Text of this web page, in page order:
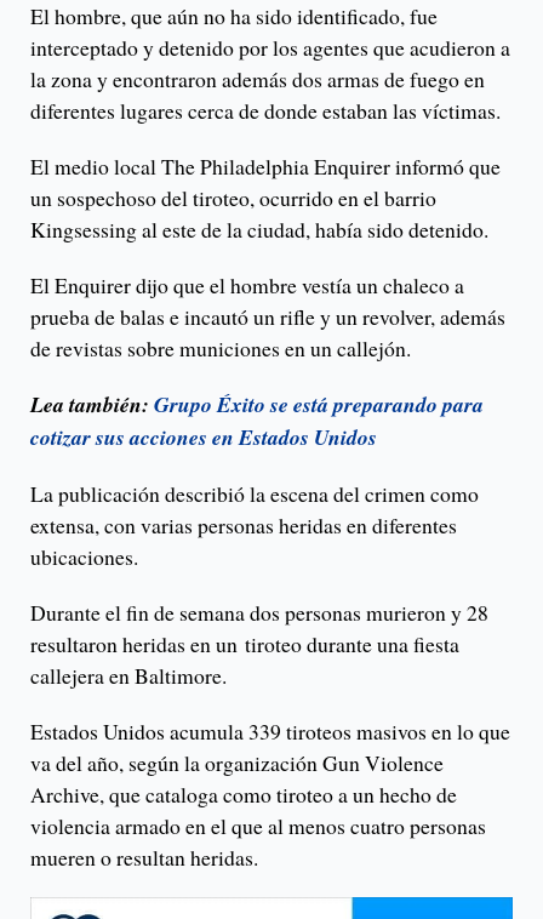
El hombre, que aún no ha sido identificado, fue
interceptado y detenido por los agentes que acudieron a
la zona y encontraron además dos armas de fuego en
diferentes lugares cerca de donde estaban las víctimas.
El medio local The Philadelphia Enquirer informó que
un sospechoso del tiroteo, ocurrido en el barrio
Kingsessing al este de la ciudad, había sido detenido.
El Enquirer dijo que el hombre vestía un chaleco a
prueba de balas e incautó un rifle y un revolver, además
de revistas sobre municiones en un callejón.
Lea también: Grupo Éxito se está preparando para
cotizar sus acciones en Estados Unidos
La publicación describió la escena del crimen como
extensa, con varias personas heridas en diferentes
ubicaciones.
Durante el fin de semana dos personas murieron y 28
resultaron heridas en un tiroteo durante una fiesta
callejera en Baltimore.
Estados Unidos acumula 339 tiroteos masivos en lo que
va del año, según la organización Gun Violence
Archive, que cataloga como tiroteo a un hecho de
violencia armado en el que al menos cuatro personas
mueren o resultan heridas.